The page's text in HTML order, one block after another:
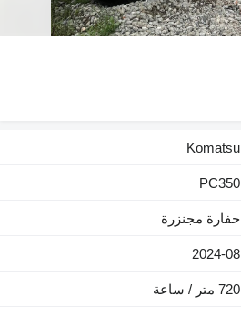
Komatsu
PC350
حفارة مجنزرة
2024-08
720 متر / ساعة